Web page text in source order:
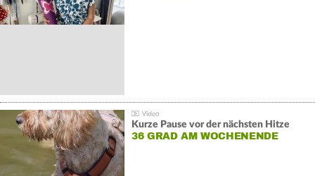
Kurze Pause vor der nächsten Hitze
36 GRAD AM WOCHENENDE